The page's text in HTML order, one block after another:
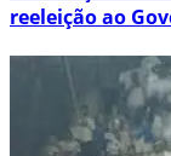
reeleição ao